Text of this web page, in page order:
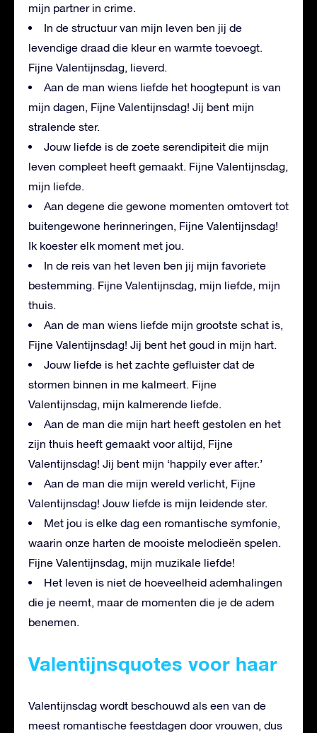
mijn partner in crime.
In de structuur van mijn leven ben jij de
levendige draad die kleur en warmte toevoegt.
Fijne Valentijnsdag, lieverd.
Aan de man wiens liefde het hoogtepunt is van
mijn dagen, Fijne Valentijnsdag! Jij bent mijn
stralende ster.
Jouw liefde is de zoete serendipiteit die mijn
leven compleet heeft gemaakt. Fijne Valentijnsdag,
mijn liefde.
Aan degene die gewone momenten omtovert tot
buitengewone herinneringen, Fijne Valentijnsdag!
Ik koester elk moment met jou.
In de reis van het leven ben jij mijn favoriete
bestemming. Fijne Valentijnsdag, mijn liefde, mijn
thuis.
Aan de man wiens liefde mijn grootste schat is,
Fijne Valentijnsdag! Jij bent het goud in mijn hart.
Jouw liefde is het zachte gefluister dat de
stormen binnen in me kalmeert. Fijne
Valentijnsdag, mijn kalmerende liefde.
Aan de man die mijn hart heeft gestolen en het
zijn thuis heeft gemaakt voor altijd, Fijne
Valentijnsdag! Jij bent mijn ‘happily ever after.’
Aan de man die mijn wereld verlicht, Fijne
Valentijnsdag! Jouw liefde is mijn leidende ster.
Met jou is elke dag een romantische symfonie,
waarin onze harten de mooiste melodieën spelen.
Fijne Valentijnsdag, mijn muzikale liefde!
Het leven is niet de hoeveelheid ademhalingen
die je neemt, maar de momenten die je de adem
benemen.
Valentijnsquotes voor haar
Valentijnsdag wordt beschouwd als een van de
meest romantische feestdagen door vrouwen, dus